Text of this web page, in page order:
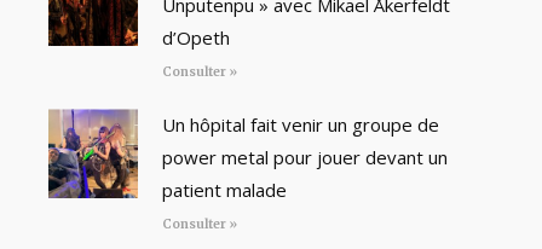
Unputenpu » avec Mikael Åkerfeldt
d’Opeth
Consulter »
Un hôpital fait venir un groupe de
power metal pour jouer devant un
patient malade
Consulter »